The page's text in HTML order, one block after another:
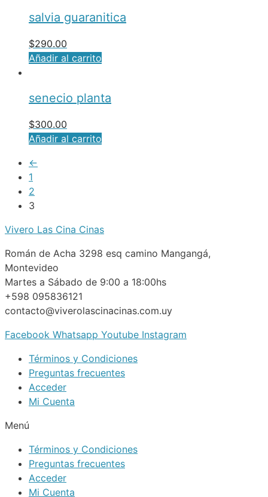
salvia guaranitica
$290.00
Añadir al carrito
senecio planta
$300.00
Añadir al carrito
←
1
2
3
Vivero Las Cina Cinas
Román de Acha 3298 esq camino Mangangá,
Montevideo
Martes a Sábado de 9:00 a 18:00hs
+598 095836121
contacto@viverolascinacinas.com.uy
Facebook Whatsapp Youtube Instagram
Términos y Condiciones
Preguntas frecuentes
Acceder
Mi Cuenta
Menú
Términos y Condiciones
Preguntas frecuentes
Acceder
Mi Cuenta